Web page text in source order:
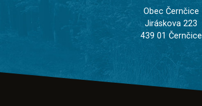
Obec Černčice
Jiráskova 223
439 01 Černčice